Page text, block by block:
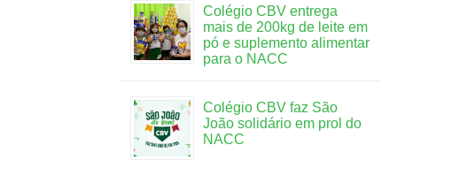
Colégio CBV entrega
mais de 200kg de leite em
pó e suplemento alimentar
para o NACC
Colégio CBV faz São
João solidário em prol do
NACC